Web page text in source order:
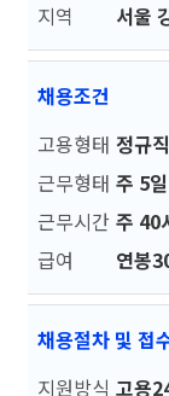
지역
서울
채용조건
고용형태 정규
근무형태 주 5
근무시간 주 40
급여
연봉
채용절차 및 접
지원방식 고용